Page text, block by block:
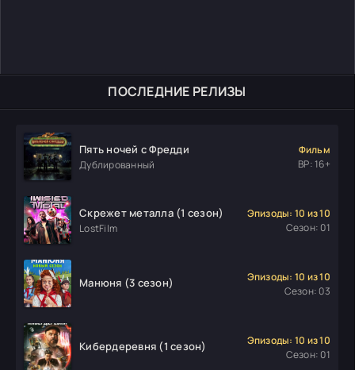
ПОСЛЕДНИЕ РЕЛИЗЫ
Пять ночей с Фредди
Дублированный
Фильм
ВР: 16+
Скрежет металла (1 сезон)
LostFilm
Эпизоды: 10 из 10
Сезон: 01
Манюня (3 сезон)
Эпизоды: 10 из 10
Сезон: 03
Кибердеревня (1 сезон)
Эпизоды: 10 из 10
Сезон: 01